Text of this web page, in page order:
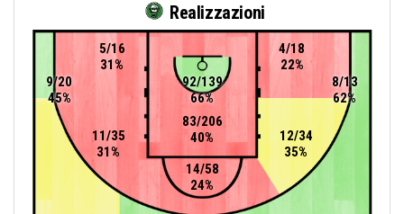
Realizzazioni
11/35
31%
83/206
40%
92/139
66%
5/16
31%
14/58
24%
8/13
62%
9/20
45%
12/34
35%
4/18
22%